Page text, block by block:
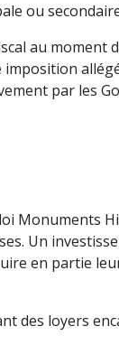
ou
au moment
par les
Monuments
Un
en partie
des loyers